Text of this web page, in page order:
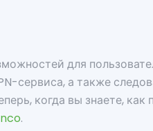
для
сервиса, а также
когда вы знаете,
.